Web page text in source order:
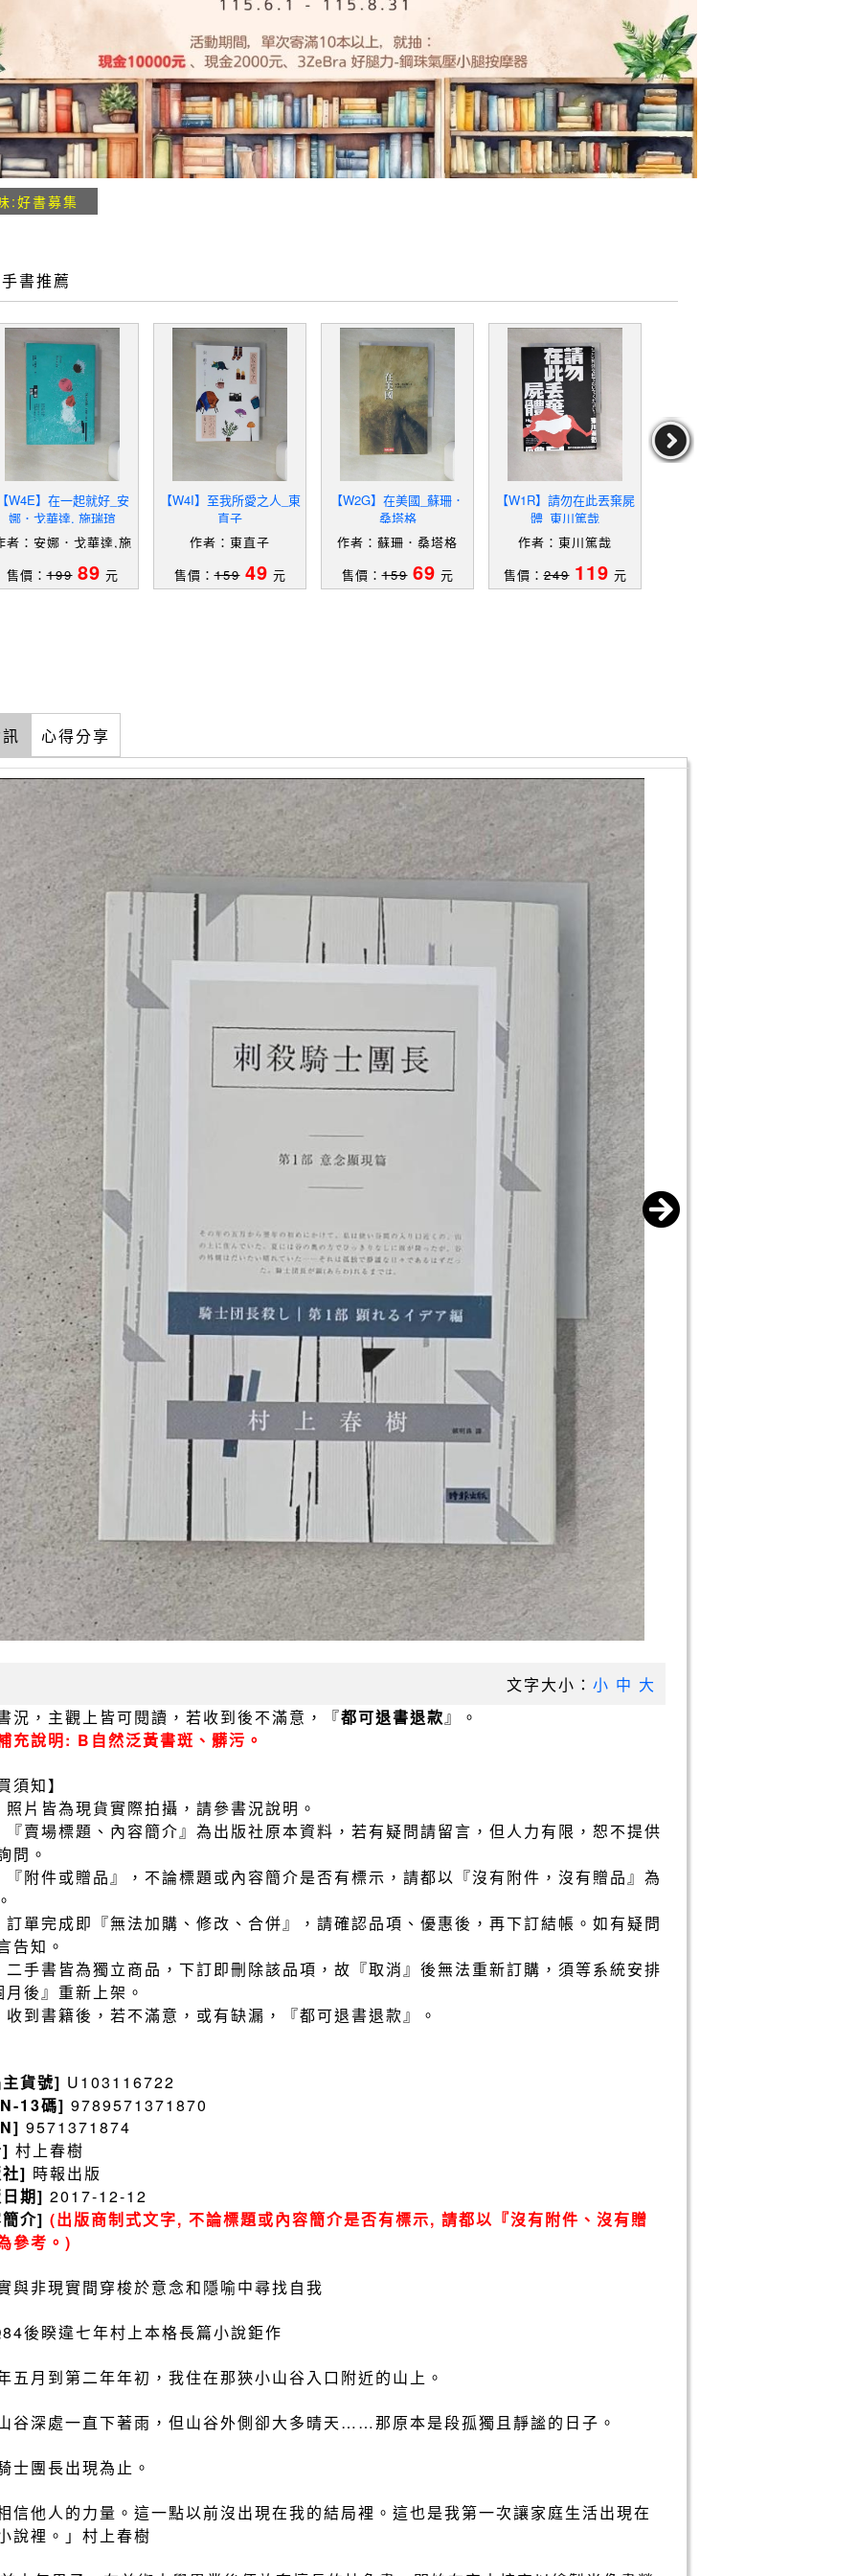
:好書募集
書推薦
W4E】在一起就好_安
娜．戈華達, 施瑞瑄
者：安娜．戈華達,施
售價：199 89 元
【W4I】至我所愛之人_東
直子
作者：東直子
售價：159 49 元
【W2G】在美國_蘇珊．
桑塔格
作者：蘇珊．桑塔格
售價：159 69 元
【W1R】請勿在此丟棄屍
體_東川篤哉
作者：東川篤哉
售價：249 119 元
心得分享
文字大小： 小 中 大
況，主觀上皆可閱讀，若收到後不滿意，『都可退書退款』。
充說明: B自然泛黃書斑、髒污。
須知】
照片皆為現貨實際拍攝，請參書況說明。
『賣場標題、內容簡介』為出版社原本資料，若有疑問請留言，但人力有限，恕不提供
問。
『附件或贈品』，不論標題或內容簡介是否有標示，請都以『沒有附件，沒有贈品』為
訂單完成即『無法加購、修改、合併』，請確認品項、優惠後，再下訂結帳。如有疑問
告知。
二手書皆為獨立商品，下訂即刪除該品項，故『取消』後無法重新訂購，須等系統安排
後』重新上架。
收到書籍後，若不滿意，或有缺漏，『都可退書退款』。
貨號] U103116722
13碼] 9789571371870
9571371874
村上春樹
] 時報出版
期] 2017-12-12
介] (出版商制式文字, 不論標題或內容簡介是否有標示, 請都以『沒有附件、沒有贈
參考。)
與非現實間穿梭於意念和隱喻中尋找自我
後睽違七年村上本格長篇小說鉅作
五月到第二年年初，我住在那狹小山谷入口附近的山上。
谷深處一直下著雨，但山谷外側卻大多晴天……那原本是段孤獨且靜謐的日子。
士團長出現為止。
信他人的力量。這一點以前沒出現在我的結局裡。這也是我第一次讓家庭生活出現在
說裡。」村上春樹